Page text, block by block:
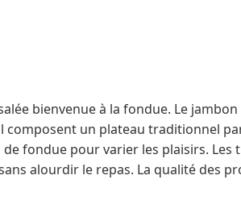
bienvenue à la fondue. Le jambon
composent un plateau traditionnel
fondue pour varier les plaisirs. Les
alourdir le repas. La qualité des